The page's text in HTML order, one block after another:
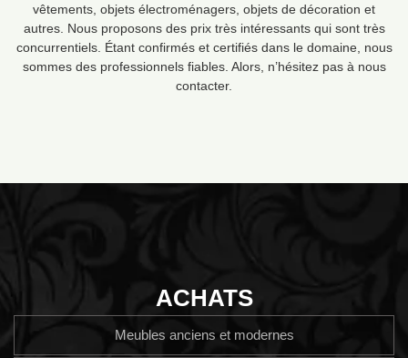
vêtements, objets électroménagers, objets de décoration et
autres. Nous proposons des prix très intéressants qui sont très
concurrentiels. Étant confirmés et certifiés dans le domaine, nous
sommes des professionnels fiables. Alors, n’hésitez pas à nous
contacter.
ACHATS
Meubles anciens et modernes